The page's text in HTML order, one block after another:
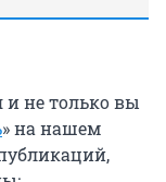
не только вы
» на нашем